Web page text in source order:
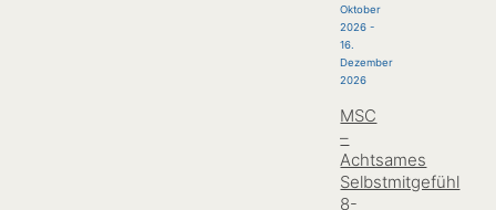
Oktober
2026 -
16.
Dezember
2026
MSC
–
Achtsames
Selbstmitgefühl
8-